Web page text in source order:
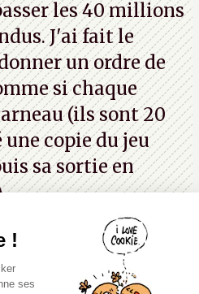
A. les 40 millions
J'ai fait le
un ordre de
si chaque
(ils sont 20
copie du jeu
sa sortie en
Canard PC
Kiosque numérique
Boutique
!
ses